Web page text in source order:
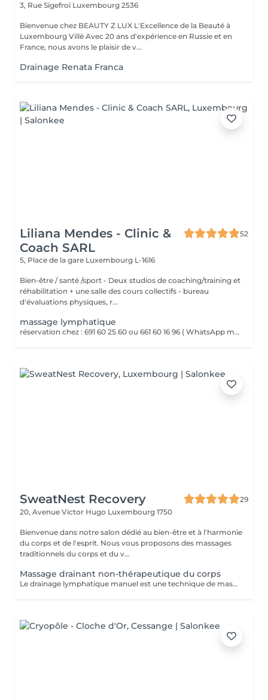
3, Rue Sigefroi Luxembourg 2536
Bienvenue chez BEAUTY Z LUX L'Excellence de la Beauté à
Luxembourg Villé Avec 20 ans d'expérience en Russie et en
France, nous avons le plaisir de v...
Drainage Renata Franca
Liliana Mendes - Clinic &
Coach SARL
52
5, Place de la gare Luxembourg L-1616
Bien-être / santé /sport - Deux studios de coaching/training et
réhabilitation + une salle des cours collectifs - bureau
d'évaluations physiques, r...
massage lymphatique
réservation chez : 691 60 25 60 ou 661 60 16 96 ( WhatsApp msg ) Le massage lymphatique est un massage très doux et rythmé qui stimule la circulation de la lymphe dans le corps. Il aide à réduire les gonflements, éliminer les toxines et renforcer le système immunitaire grâce à des pressions légères et des mouvements lents et précis.
SweatNest Recovery
29
20, Avenue Victor Hugo Luxembourg 1750
Bienvenue dans notre salon dédié au bien-être et à l'harmonie
du corps et de l'esprit. Nous vous proposons des massages
traditionnels du corps et du v...
Massage drainant non-thérapeutique du corps
Le drainage lymphatique manuel est une technique de massage douce et précise, conçue pour stimuler la circulation de la lymphe, favoriser l'élimination des toxines et réduire la rétention d'eau. En activant le système lymphatique, ce soin aide à diminuer l'aspect de la cellulite, à remodeler la silhouette et à renforcer naturellement les défenses immunitaires. Le massage débute par des exercices respiratoires destinés à favoriser la circulation lymphatique dans l'ensemble du corps. Les manuvres, à la fois légères et dynamiques, apportent une sensation de légèreté immédiate tout en rééquilibrant les fluides corporels. Zones traitées : ventre, bras et jambes. Ce soin est particulièrement recommandé pour celles et ceux souhaitant détoxifier leur organisme, affiner leur corps et retrouver une sensation durable de bien-être.